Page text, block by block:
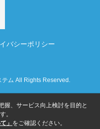
バシーポリシー
ム All Rights Reserved.
握、サービス向上検討を目的と
。
」 をご確認ください。